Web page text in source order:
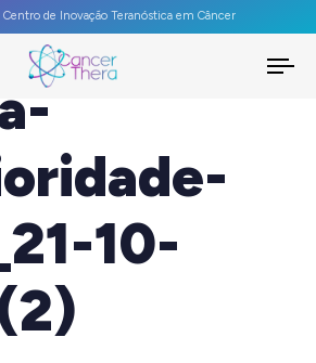
Centro de Inovação Teranóstica em Câncer
10-